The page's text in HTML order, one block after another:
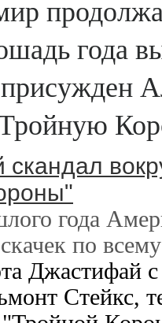
года
года
по
Джастифай
Стейкс,